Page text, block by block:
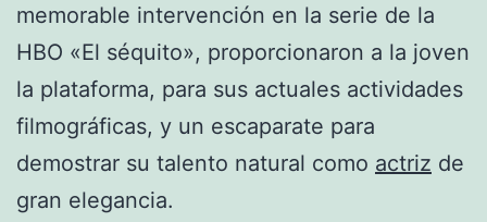
memorable intervención en la serie de la
HBO «El séquito», proporcionaron a la joven
la plataforma, para sus actuales actividades
filmográficas, y un escaparate para
demostrar su talento natural como actriz de
gran elegancia.